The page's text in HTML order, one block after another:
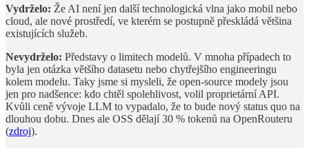
Vydrželo: Že AI není jen další technologická vlna jako mobil nebo
cloud, ale nové prostředí, ve kterém se postupně přeskládá většina
existujících služeb.
Nevydrželo: Představy o limitech modelů. V mnoha případech to
byla jen otázka většího datasetu nebo chytřejšího engineeringu
kolem modelu. Taky jsme si mysleli, že open-source modely jsou
jen pro nadšence: kdo chtěl spolehlivost, volil proprietární API.
Kvůli ceně vývoje LLM to vypadalo, že to bude nový status quo na
dlouhou dobu. Dnes ale OSS dělají 30 % tokenů na OpenRouteru
(zdroj).